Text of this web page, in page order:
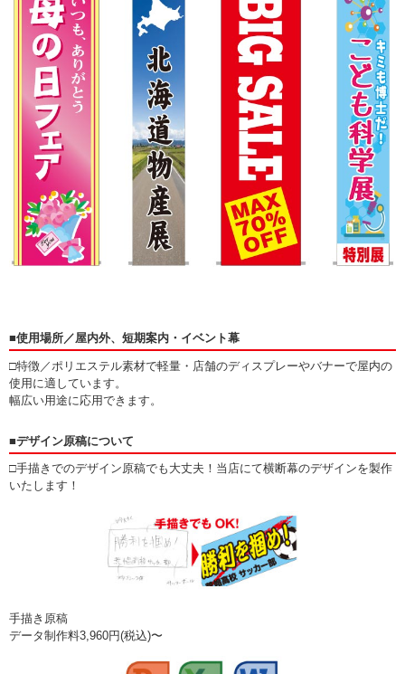
■使用場所／屋内外、短期案内・イベント幕
□特徴／ポリエステル素材で軽量・店舗のディスプレーやバナーで屋内の
使用に適しています。
幅広い用途に応用できます。
■デザイン原稿について
□手描きでのデザイン原稿でも大丈夫！当店にて横断幕のデザインを製作
いたします！
手描き原稿
データ制作料3,960円(税込)〜